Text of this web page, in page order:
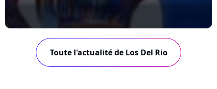
Toute l'actualité de Los Del Rio